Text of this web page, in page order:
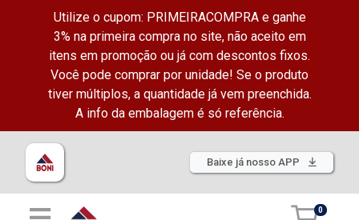
Utilize o cupom: PRIMEIRACOMPRA e ganhe
3% na primeira compra no site, não aceito em
itens em promoção ou já com descontos fixos.
Você pode comprar por unidade! Se o produto
tiver múltiplos, a quantidade já vem preenchida.
A info da embalagem é só referência.
Baixe já nosso APP
0